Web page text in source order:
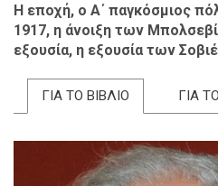
Η εποχή, ο Α΄ παγκόσμιος
1917, η άνοιξη των
εξουσία, η εξουσία των
ΓΙΑ ΤΟ ΒΙΒΛΙΟ ΓΙΑ